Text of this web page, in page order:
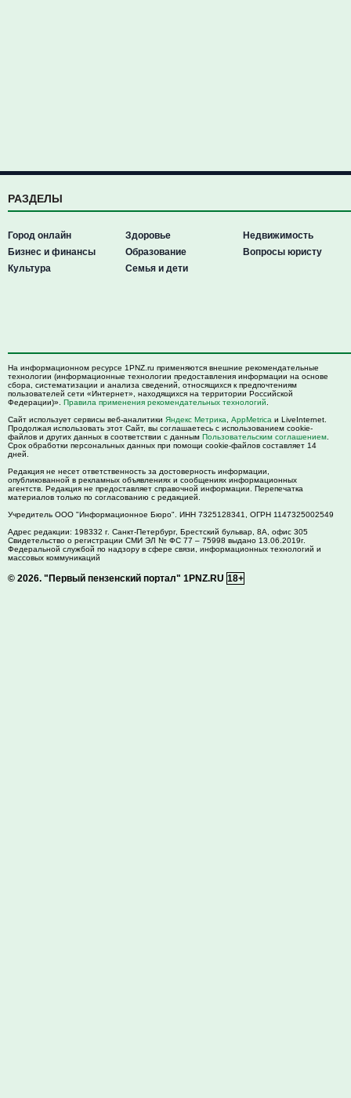
РАЗДЕЛЫ
Город онлайн
Бизнес и финансы
Культура
Здоровье
Образование
Семья и дети
Недвижимость
Вопросы юристу
На информационном ресурсе 1PNZ.ru применяются внешние рекомендательные
технологии (информационные технологии предоставления информации на основе
сбора, систематизации и анализа сведений, относящихся к предпочтениям
пользователей сети «Интернет», находящихся на территории Российской
Федерации)». Правила применения рекомендательных технологий
Сайт использует сервисы веб-аналитики Яндекс Метрика AppMetrica и LiveInternet.
Продолжая использовать этот Сайт, вы соглашаетесь с использованием cookie-
файлов и других данных в соответствии с данным Пользовательским соглашением
Срок обработки персональных данных при помощи cookie-файлов составляет 14
дней.
Редакция не несет ответственность за достоверность информации,
опубликованной в рекламных объявлениях и сообщениях информационных
агентств. Редакция не предоставляет справочной информации. Перепечатка
материалов только по согласованию с редакцией.
Учредитель ООО "Информационное Бюро". ИНН 7325128341, ОГРН 1147325002549
Адрес редакции: 198332 г. Санкт-Петербург, Брестский бульвар, 8А, офис 305
Свидетельство о регистрации СМИ ЭЛ № ФС 77 – 75998 выдано 13.06.2019г.
Федеральной службой по надзору в сфере связи, информационных технологий и
массовых коммуникаций
© 2026. "Первый пензенский портал" 1PNZ.RU 18+